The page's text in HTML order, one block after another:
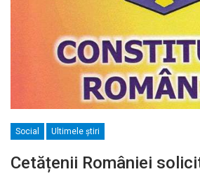
Social Ultimele ştiri
Cetățenii României